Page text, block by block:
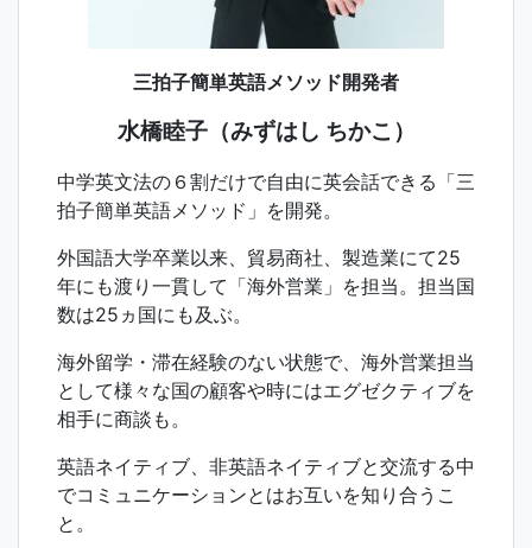
三拍子簡単英語メソッド開発者
水橋睦子（みずはし ちかこ）
中学英文法の６割だけで自由に英会話できる「三
拍子簡単英語メソッド」を開発。
外国語大学卒業以来、貿易商社、製造業にて25
年にも渡り一貫して「海外営業」を担当。担当国
数は25ヵ国にも及ぶ。
海外留学・滞在経験のない状態で、海外営業担当
として様々な国の顧客や時にはエグゼクティブを
相手に商談も。
英語ネイティブ、非英語ネイティブと交流する中
でコミュニケーションとはお互いを知り合うこ
と。